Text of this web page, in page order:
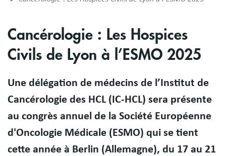
Cancérologie : Les Hospices
Civils de Lyon à l’ESMO 2025
Une délégation de médecins de l’Institut de
Cancérologie des HCL (IC-HCL) sera présente
au congrès annuel de la Société Européenne
d'Oncologie Médicale (ESMO) qui se tient
cette année à Berlin (Allemagne), du 17 au 21